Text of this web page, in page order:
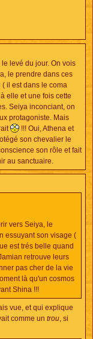
levé du jour. On vois
le prendre dans ces
il est dans le coma
elle et une fois cette
Seiya inconciant, on
protagoniste. Mais
!!! Oui, Athena et
son chevalier le
son rôle et fait
au sanctuaire.
vers Seiya, le
essuyant son visage (
est trés belle quand
retrouve leurs
pas cher de la vie
là qu'un cosmos
Shina !!!
vue, et qui explique
comme un trou , si